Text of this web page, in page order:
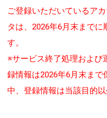
ご登録いただいているア
タは、2026年6月末まで
す。
※サービス終了処理および
録情報は2026年6月末ま
中、登録情報は当該目的